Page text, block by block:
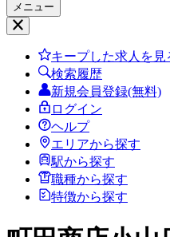
メニュー
キープした求人を見
検索履歴
新規会員登録(無料)
ログイン
ヘルプ
エリアから探す
駅から探す
職種から探す
特徴から探す